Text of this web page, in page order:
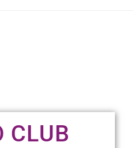
CLUB